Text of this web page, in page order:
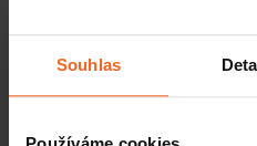
Souhlas
350 Kč